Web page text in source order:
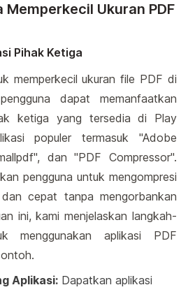
Memperkecil Ukuran PDF
Pihak Ketiga
memperkecil ukuran file PDF di
dapat memanfaatkan
ketiga yang tersedia di Play
populer termasuk "Adobe
dan "PDF Compressor".
pengguna untuk mengompresi
cepat tanpa mengorbankan
ini, kami menjelaskan langkah-
menggunakan aplikasi PDF
Aplikasi: Dapatkan aplikasi